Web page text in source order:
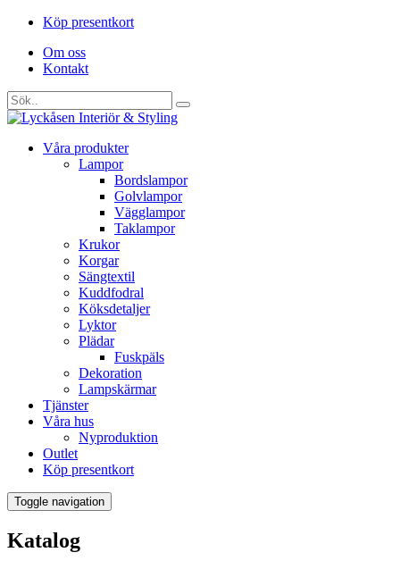
Köp presentkort
Om oss
Kontakt
Våra produkter
Lampor
Bordslampor
Golvlampor
Vägglampor
Taklampor
Krukor
Korgar
Sängtextil
Kuddfodral
Köksdetaljer
Lyktor
Plädar
Fuskpäls
Dekoration
Lampskärmar
Tjänster
Våra hus
Nyproduktion
Outlet
Köp presentkort
Toggle navigation
Katalog